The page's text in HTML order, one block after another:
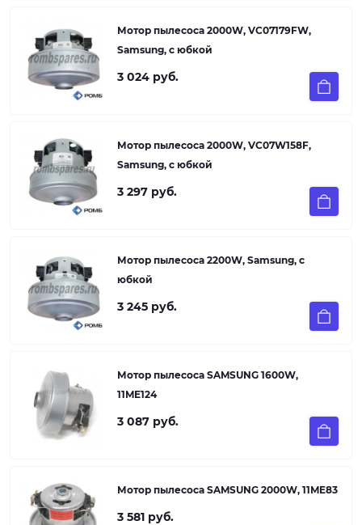
Мотор пылесоса 2000W, VC07179FW,
Samsung, с юбкой
3 024 руб.
Мотор пылесоса 2000W, VC07W158F,
Samsung, с юбкой
3 297 руб.
Мотор пылесоса 2200W, Samsung, с
юбкой
3 245 руб.
Мотор пылесоса SAMSUNG 1600W,
11ME124
3 087 руб.
Мотор пылесоса SAMSUNG 2000W, 11ME83
3 581 руб.